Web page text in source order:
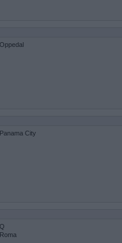
Oppedal
Panama City
Q
Roma